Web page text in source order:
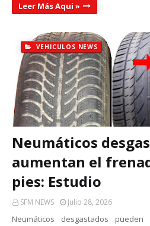
Leer Más Aqui »
VEHICULOS NEWS
Neumáticos
aumentan el
pies: Estudio
SFM NEWS Julio 28, 2026
Neumáticos desgastados